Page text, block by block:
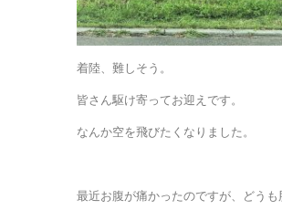
着陸、難しそう。
皆さん駆け寄ってお迎えです。
なんか空を飛びたくなりました。
最近お腹が痛かったのですが、どうも